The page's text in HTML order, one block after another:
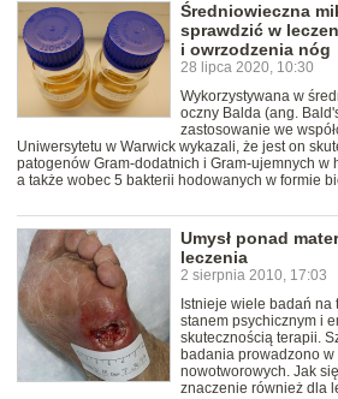
Średniowieczna
sprawdzić w
i owrzodzenia nóg
28 lipca 2020, 10:30
Wykorzystywana w
oczny Balda (ang.
zastosowanie we
Uniwersytetu w Warwick wykazali, że jest on
patogenów Gram-dodatnich i Gram-ujemnych w
a także wobec 5 bakterii hodowanych w formie
Umysł ponad
leczenia
2 sierpnia 2010, 17:03
Istnieje wiele badań
stanem psychicznym i
skutecznością terapii.
badania prowadzono
nowotworowych. Jak
znaczenie również dla